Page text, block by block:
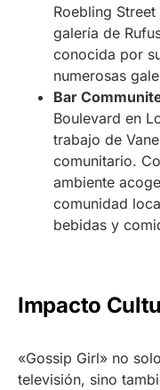
Roebling
galería de
conocida por
numerosas
Bar
Boulevard en
trabajo de
comunitario.
ambiente
comunidad
bebidas y
Impacto
«Gossip Girl» no
televisión, sino